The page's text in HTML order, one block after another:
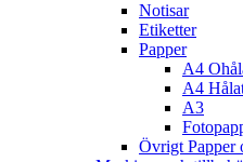
Notisar
Etiketter
Papper
A4
A4
A3
Övrigt Papper